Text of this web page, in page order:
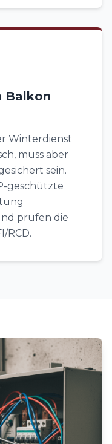
Balkon
Winterdienst
muss aber
sein.
geschützte
prüfen die
RCD.